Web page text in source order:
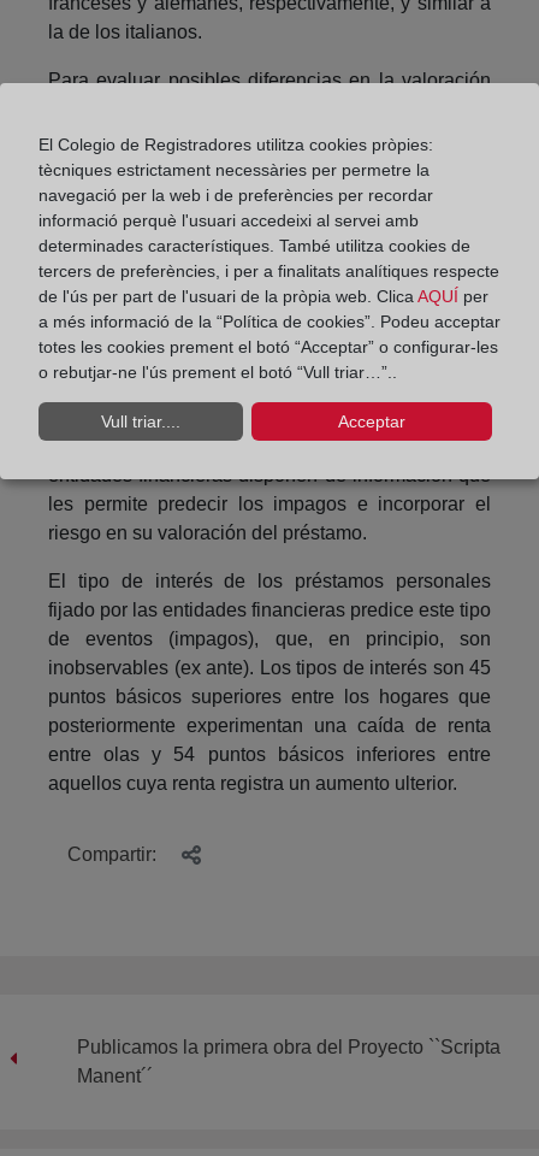
la de los italianos.
Para evaluar posibles diferencias en la valoración
las fórmulas que utiliza cada entidad bancaria para
asignar el tipo de interés a cada préstamo. Según
las ponderaciones establecidas por las entidades
financieras para las diversas características de los
hogares endeudados en cada país, se podría inferir
si distintas entidades asignan riesgos diferentes a
hogares con las mismas características. No
obstante, esta información no está disponible.
Alternativamente, si los tipos de interés que
reportan los hogares predicen eventos que llevan al
impago de los préstamos, se puede deducir que las
entidades financieras disponen de información que
les permite predecir los impagos e incorporar el
riesgo en su valoración del préstamo.
El tipo de interés de los préstamos personales
fijado por las entidades financieras predice este tipo
de eventos (impagos), que, en principio, son
inobservables (ex ante). Los tipos de interés son 45
puntos básicos superiores entre los hogares que
posteriormente experimentan una caída de renta
entre olas y 54 puntos básicos inferiores entre
aquellos cuya renta registra un aumento ulterior.
Compartir:
Publicamos la primera obra del Proyecto ``Scripta
Manent´´
El Colegio de Registradores utilitza cookies pròpies:
tècniques estrictament necessàries per permetre la
navegació per la web i de preferències per recordar
informació perquè l'usuari accedeixi al servei amb
determinades característiques. També utilitza cookies de
tercers de preferències, i per a finalitats analítiques respecte
de l'ús per part de l'usuari de la pròpia web. ClicaAQUÍ per
a més informació de la “Política de cookies”. Podeu acceptar
totes les cookies prement el botó “Acceptar” o configurar-les
o rebutjar-ne l'ús prement el botó “Vull triar…”..
Vull triar.... Acceptar